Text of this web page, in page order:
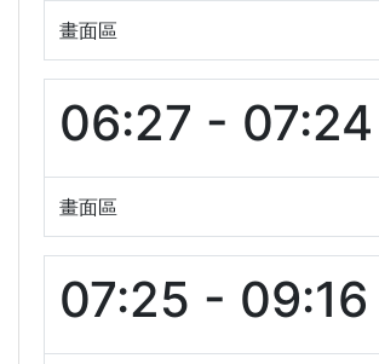
畫面區
06:27 - 07:24
畫面區
07:25 - 09:16